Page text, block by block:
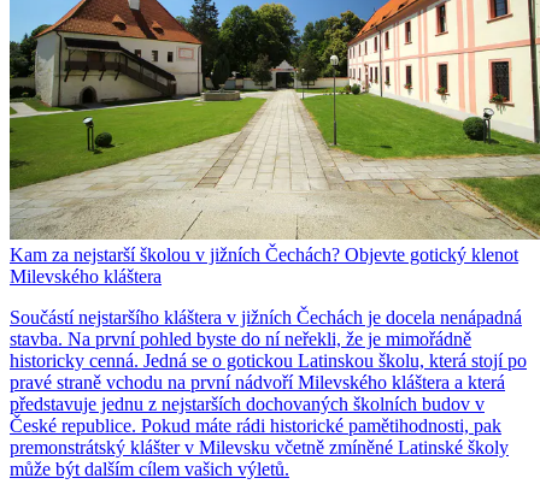
Kam za nejstarší školou v jižních Čechách? Objevte gotický klenot
Milevského kláštera
Součástí nejstaršího kláštera v jižních Čechách je docela nenápadná
stavba. Na první pohled byste do ní neřekli, že je mimořádně
historicky cenná. Jedná se o gotickou Latinskou školu, která stojí po
pravé straně vchodu na první nádvoří Milevského kláštera a která
představuje jednu z nejstarších dochovaných školních budov v
České republice. Pokud máte rádi historické pamětihodnosti, pak
premonstrátský klášter v Milevsku včetně zmíněné Latinské školy
může být dalším cílem vašich výletů.